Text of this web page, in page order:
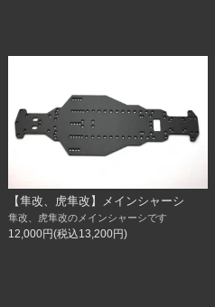
【隼改、虎隼改】メインシャーシ
隼改、虎隼改のメインシャーシです
12,000円(税込13,200円)